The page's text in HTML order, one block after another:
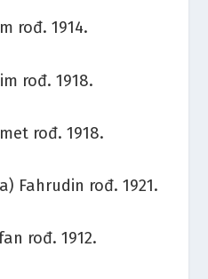
rođ. 1914.
rođ. 1918.
rođ. 1918.
Fahrudin rođ. 1921.
rođ. 1912.